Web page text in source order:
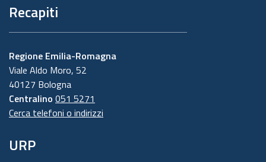
Recapiti
Regione Emilia-Romagna
Viale Aldo Moro, 52
40127 Bologna
Centralino 051 5271
Cerca telefoni o indirizzi
URP